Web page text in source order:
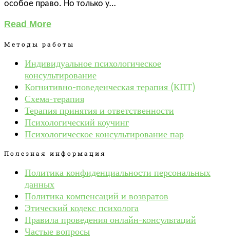
особое право. Но только у…
Read More
Методы работы
Индивидуальное психологическое
консультирование
Когнитивно-поведенческая терапия (КПТ)
Схема-терапия
Терапия принятия и ответственности
Психологический коучинг
Психологическое консультирование пар
Полезная информация
Политика конфиденциальности персональных
данных
Политика компенсаций и возвратов
Этический кодекс психолога
Правила проведения онлайн-консультаций
Частые вопросы